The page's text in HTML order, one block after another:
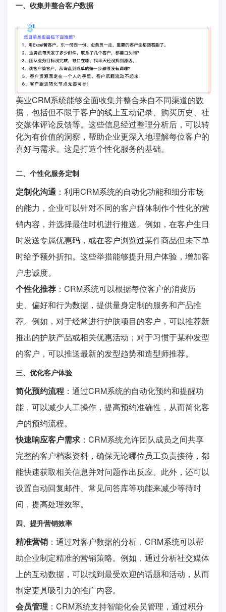
一、收集并整合客户数据
美业CRM系统能够全面收集并整合来自不同渠道的数
据，包括但不限于客户的线上互动记录、购买历史、社
交媒体评论反馈等。这些信息经过整理分析后，可以转
化为有价值的洞察，帮助企业更深入地理解每位客户的
喜好与需求。这是打造个性化服务的基础。
二、个性化服务定制
定制化沟通 ：利用CRM系统的自动化功能和细分市场
的能力，企业可以针对不同的客户群体制作个性化的营
销内容，并选择最佳时机进行推送。例如，在客户生日
时发送专属优惠码，或在客户浏览过某件商品但未下单
时给予额外折扣。这些举措能够提升用户体验，增加客
户忠诚度。
个性化推荐 ：CRM系统可以根据每位客户的消费历
史、偏好和行为数据，提供量身定制的服务和产品推
荐。例如，对于经常进行护肤项目的客户，可以推荐新
推出的护肤产品或相关优惠活动；对于习惯于某种发型
的客户，可以推送最新的发型趋势和造型师推荐。
三、优化客户体验
简化预约流程 ：通过CRM系统的自动化预约和提醒功
能，可以减少人工操作，提高预约准确性，从而简化客
户的预约流程。
快速响应客户需求 ：CRM系统允许团队成员之间共享
完整的客户档案资料，确保无论哪位员工负责接待，都
能快速获取相关信息并对问题作出反应。此外，还可以
设置自动回复邮件、常见问答库等功能来减少等待时
间，提高处理效率。
四、提升营销效率
精准营销 ：通过对客户数据的分析，CRM系统可以帮
助企业制定精准的营销策略。例如，通过分析社交媒体
上的互动数据，可以找到最受欢迎的话题和活动，从而
制定更具吸引力的推广内容。
会员管理 ：CRM系统支持智能化会员管理，通过积分